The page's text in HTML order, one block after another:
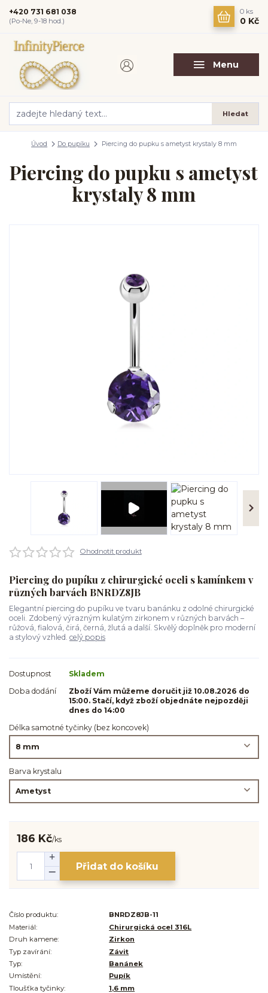
Menu
Hledat
+420 731 681 038
(Po-Ne, 9-18 hod.)
0 ks
0 Kč
Úvod Do pupíku Piercing do pupku s ametyst krystaly 8 mm
Piercing do pupku s ametyst
krystaly 8 mm
Ohodnotit produkt
Piercing do pupíku z chirurgické oceli s kamínkem v
různých barvách BNRDZ8JB
Elegantní piercing do pupíku ve tvaru banánku z odolné chirurgické
oceli. Zdobený výrazným kulatým zirkonem v různých barvách –
růžová, fialová, čirá, černá, žlutá a další. Skvělý doplněk pro moderní
a stylový vzhled. celý popis
Dostupnost
Skladem
Doba dodání
Zboží Vám můžeme doručit již 10.08.2026 do
15:00. Stačí, když zboží objednáte nejpozději
dnes do 14:00
Délka samotné tyčinky (bez koncovek)
Barva krystalu
186 Kč/ks
Přidat do košíku
Číslo produktu:
BNRDZ8JB-11
Materiál:
Chirurgická ocel 316L
Druh kamene:
Zirkon
Typ zavírání:
Závit
Typ:
Banánek
Umístění:
Pupík
Tloušťka tyčinky:
1,6 mm